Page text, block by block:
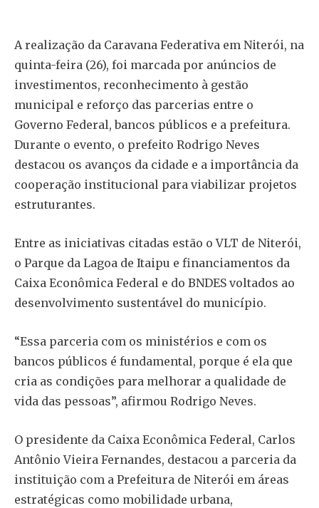
A realização da Caravana Federativa em Niterói, na
quinta-feira (26), foi marcada por anúncios de
investimentos, reconhecimento à gestão
municipal e reforço das parcerias entre o
Governo Federal, bancos públicos e a prefeitura.
Durante o evento, o prefeito Rodrigo Neves
destacou os avanços da cidade e a importância da
cooperação institucional para viabilizar projetos
estruturantes.
Entre as iniciativas citadas estão o VLT de Niterói,
o Parque da Lagoa de Itaipu e financiamentos da
Caixa Econômica Federal e do BNDES voltados ao
desenvolvimento sustentável do município.
“Essa parceria com os ministérios e com os
bancos públicos é fundamental, porque é ela que
cria as condições para melhorar a qualidade de
vida das pessoas”, afirmou Rodrigo Neves.
O presidente da Caixa Econômica Federal, Carlos
Antônio Vieira Fernandes, destacou a parceria da
instituição com a Prefeitura de Niterói em áreas
estratégicas como mobilidade urbana,